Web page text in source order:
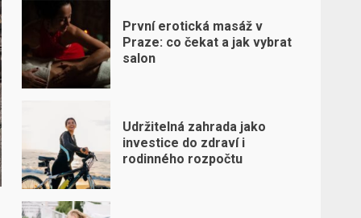
První erotická masáž v
Praze: co čekat a jak vybrat
salon
Udržitelná zahrada jako
investice do zdraví i
rodinného rozpočtu